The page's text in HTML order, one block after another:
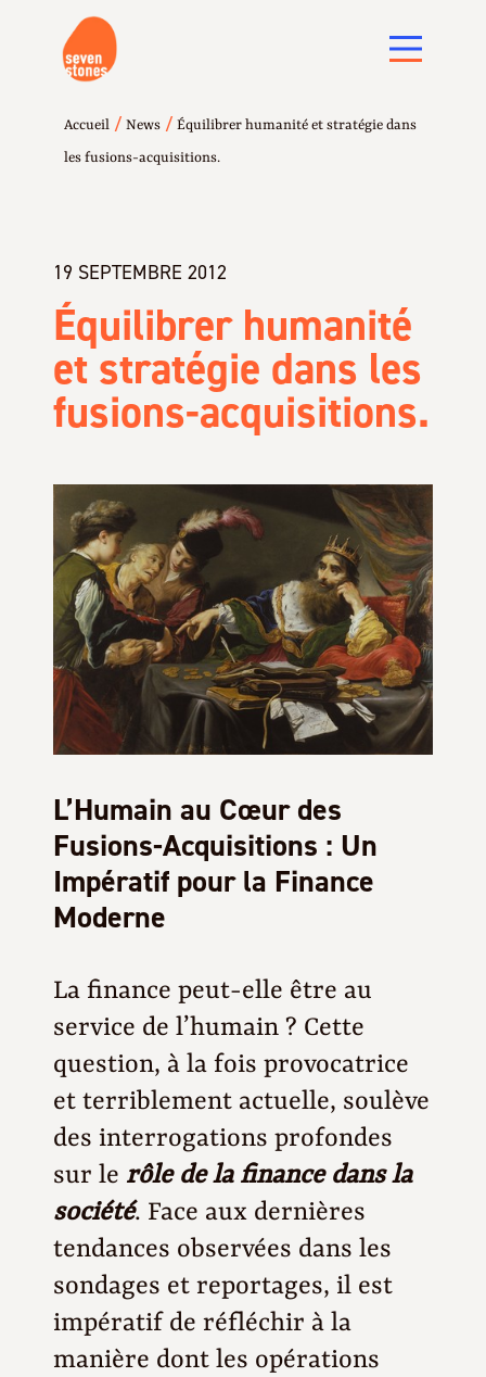
Accueil / News / Équilibrer humanité et stratégie dans
les fusions-acquisitions.
19 SEPTEMBRE 2012
Équilibrer humanité
et stratégie dans les
fusions-acquisitions.
L’Humain au Cœur des
Fusions-Acquisitions : Un
Impératif pour la Finance
Moderne
La finance peut-elle être au
service de l’humain ? Cette
question, à la fois provocatrice
et terriblement actuelle, soulève
des interrogations profondes
sur le rôle de la finance dans la
société. Face aux dernières
tendances observées dans les
sondages et reportages, il est
impératif de réfléchir à la
manière dont les opérations